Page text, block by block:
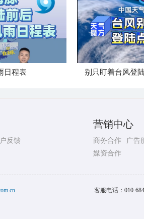
日程表 别只盯着台风登
反馈
营销中心
商务合作
广告
媒资合作
客服电话： 010-